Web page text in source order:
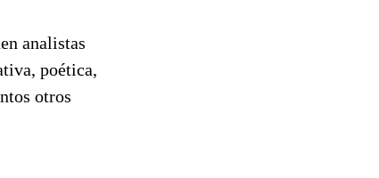
analistas
poética,
otros